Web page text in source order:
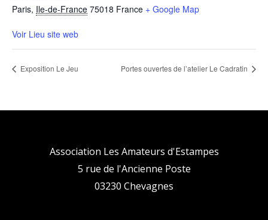
Paris, Ile-de-France 75018 France + Google Map
Voir Lieu site web
Exposition Le Jeu Portes ouvertes de l’atelier Le Cadratin
Association Les Amateurs d'Estampes
5 rue de l'Ancienne Poste
03230 Chevagnes